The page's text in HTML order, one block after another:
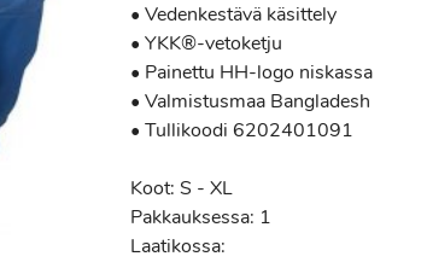
• Vedenkestävä käsittely
• YKK®-vetoketju
• Painettu HH-logo niskassa
• Valmistusmaa Bangladesh
• Tullikoodi 6202401091
Koot: S - XL
Pakkauksessa: 1
Laatikossa: